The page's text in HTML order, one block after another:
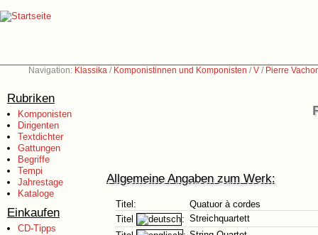
Navigation: Klassika / Komponistinnen und Komponisten /V / Pierre
Rubriken
Komponisten
Dirigenten
Textdichter
Gattungen
Begriffe
Tempi
Jahrestage
Kataloge
Einkaufen
CD-Tipps
Allgemeine Angaben zum Werk:
Titel:
Quatuor à cordes
Titel
: Streichquartett